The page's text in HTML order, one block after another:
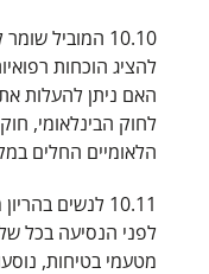
10.10 המוביל
להציג הוכחות
האם ניתן להעלות
לחוק הבינלאומי,
הלאומיים החלים
10.11 לנשים
לפני הנסיעה בכל